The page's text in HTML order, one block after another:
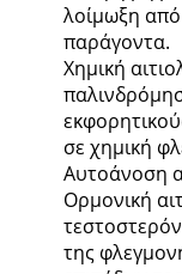
λοίμωξη
παράγοντα.
Χημική
σε χημική
Αυτοάνοση
Ορμονική
της